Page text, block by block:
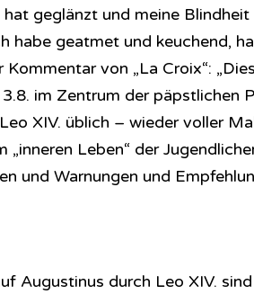
geglänzt und meine
habe geatmet und keuchend,
Kommentar von „La Croix“:
im Zentrum der päpstlichen
XIV. üblich – wieder voller
„inneren Leben“ der
und Warnungen und
Augustinus durch Leo XIV.